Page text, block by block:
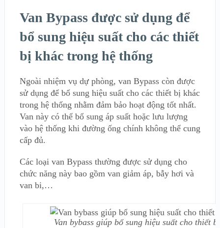
Van Bypass được sử dụng để
bổ sung hiệu suất cho các thiết
bị khác trong hệ thống
Ngoài nhiệm vụ dự phòng, van Bypass còn được
sử dụng để bổ sung hiệu suất cho các thiết bị khác
trong hệ thống nhằm đảm bảo hoạt động tốt nhất.
Van này có thể bổ sung áp suất hoặc lưu lượng
vào hệ thống khi đường ống chính không thể cung
cấp đủ.
Các loại van Bypass thường được sử dụng cho
chức năng này bao gồm van giảm áp, bẫy hơi và
van bi,…
Van bybass giúp bổ sung hiệu suất cho thiết